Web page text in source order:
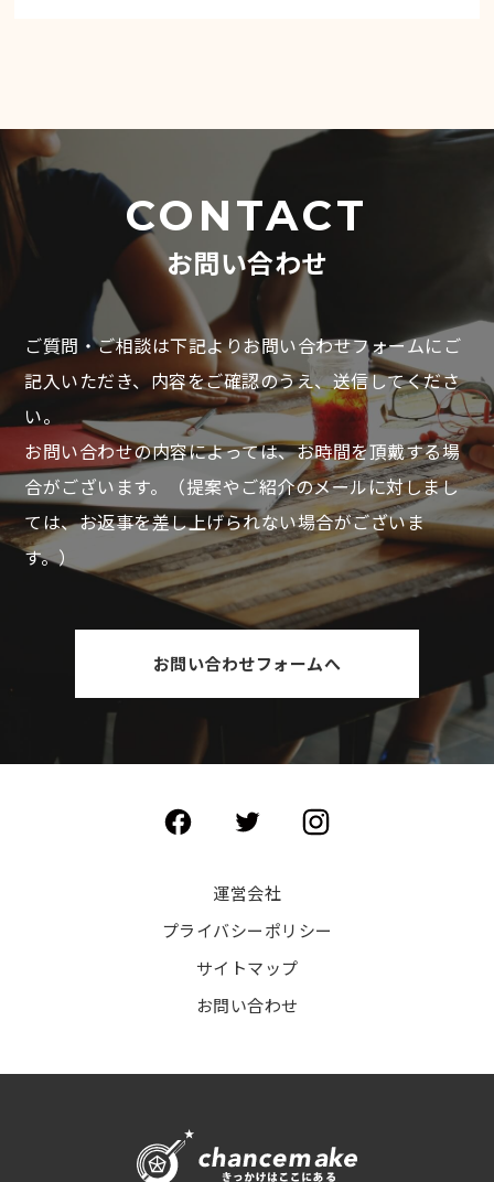
CONTACT
お問い合わせ
ご質問・ご相談は下記よりお問い合わせフォームにご
記入いただき、内容をご確認のうえ、送信してくださ
い。
お問い合わせの内容によっては、お時間を頂戴する場
合がございます。
（提案やご紹介のメールに対しまし
ては、お返事を差し上げられない場合がございま
す。）
お問い合わせフォームへ
運営会社
プライバシーポリシー
サイトマップ
お問い合わせ